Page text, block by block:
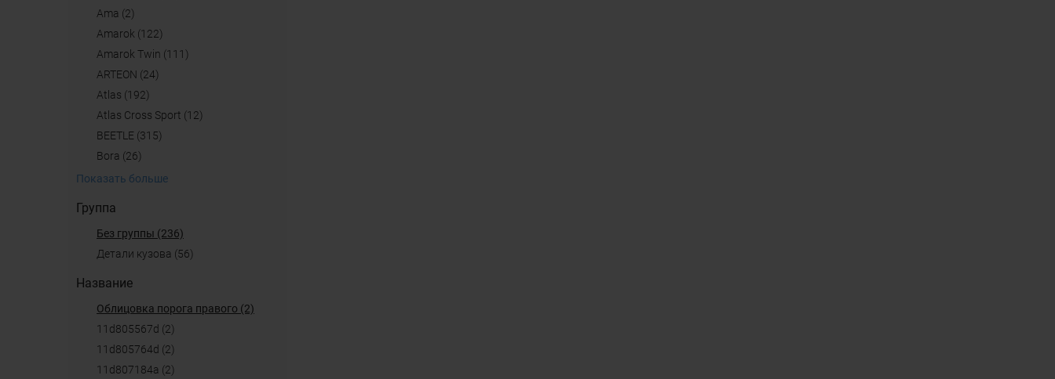
ama (2)
Amarok (122)
Amarok Twin (111)
ARTEON (24)
Atlas (192)
Atlas Cross Sport (12)
BEETLE (315)
Bora (26)
Показать больше
Группа
Без группы (236)
детали кузова (56)
Название
облицовка порога правого (2)
11d805567d (2)
11d805764d (2)
11d807184a (2)